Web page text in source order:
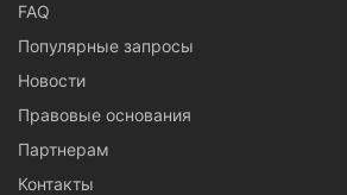
FAQ
Популярные запросы
Новости
Правовые основания
Партнерам
Контакты